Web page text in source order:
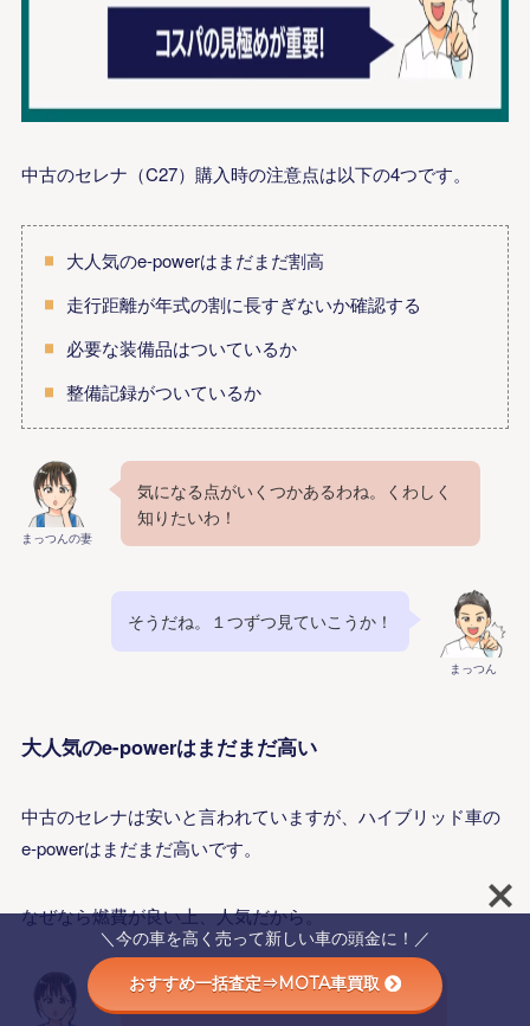
中古のセレナ（C27）購入時の注意点は以下の4つです。
大人気のe-powerはまだまだ割高
走行距離が年式の割に長すぎないか確認する
必要な装備品はついているか
整備記録がついているか
まっつんの妻
気になる点がいくつかあるわね。くわしく
知りたいわ！
まっつん
そうだね。１つずつ見ていこうか！
大人気のe-powerはまだまだ高い
中古のセレナは安いと言われていますが、ハイブリッド車の
e-powerはまだまだ高いです。
なぜなら燃費が良い上、人気だから。
e-powerってどれくらい燃費が良いの？
＼今の車を高く売って新しい車の頭金に！／
おすすめ一括査定⇒MOTA車買取